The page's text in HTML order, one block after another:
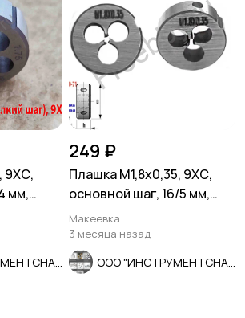
9ХС,
мм,
249 ₽
Плашка М1,8х0,35, 9ХС,
основной шаг, 16/5 мм,
ГОСТ 7740-71.
Макеевка
3 месяца назад